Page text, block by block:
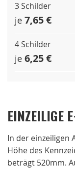
3 Schilder
je 7,65 €
4 Schilder
je 6,25 €
EINZEILIGE
In der einzeiligen
Höhe des
beträgt 520mm.